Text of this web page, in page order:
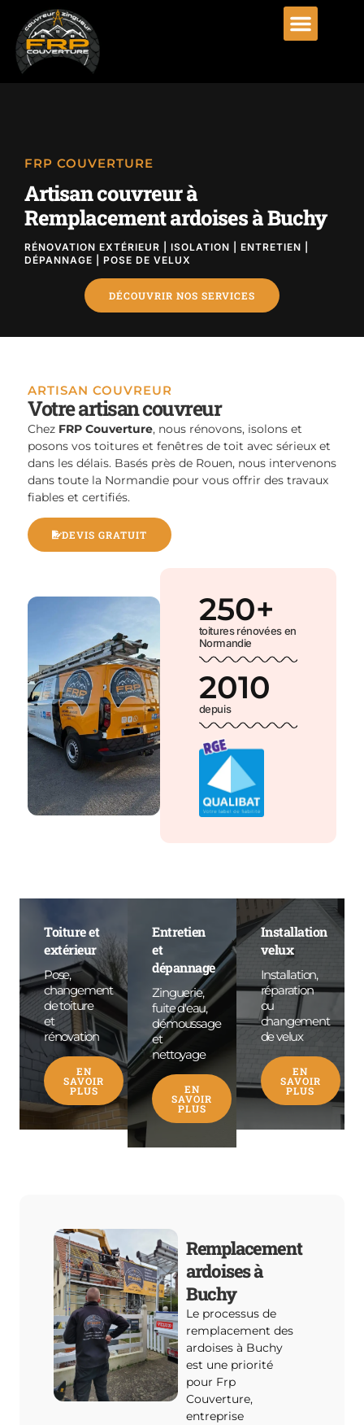
FRP COUVERTURE
Artisan couvreur à
Remplacement ardoises à Buchy
RÉNOVATION EXTÉRIEUR | ISOLATION | ENTRETIEN |
DÉPANNAGE | POSE DE VELUX
DÉCOUVRIR NOS SERVICES
toitures rénovées en
Normandie
250+
depuis
2010
ARTISAN COUVREUR
Votre artisan couvreur
Chez FRP Couverture, nous rénovons, isolons et
posons vos toitures et fenêtres de toit avec sérieux et
dans les délais. Basés près de Rouen, nous intervenons
dans toute la Normandie pour vous offrir des travaux
fiables et certifiés.
DEVIS GRATUIT
Toiture et
extérieur
Pose,
changement
de toiture
et
rénovation
EN
SAVOIR
PLUS
Entretien
et
dépannage
Zinguerie,
fuite d'eau,
démoussage
et
nettoyage
EN
SAVOIR
PLUS
Installation
velux
Installation,
réparation
ou
changement
de velux
EN
SAVOIR
PLUS
Remplacement
ardoises à
Buchy
Le processus de
remplacement des
ardoises à Buchy
est une priorité
pour Frp
Couverture,
entreprise